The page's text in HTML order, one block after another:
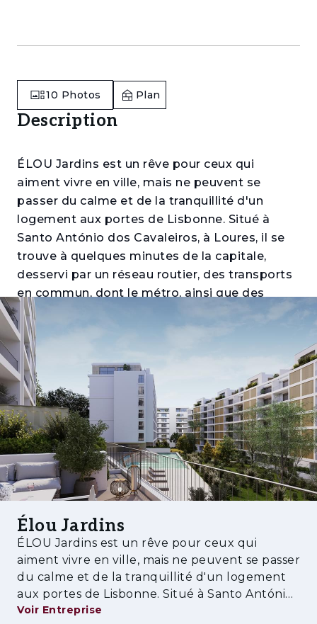
10 Photos Plan
Description
ÉLOU Jardins est un rêve pour ceux qui
aiment vivre en ville, mais ne peuvent se
passer du calme et de la tranquillité d'un
logement aux portes de Lisbonne. Situé à
Santo António dos Cavaleiros, à Loures, il se
trouve à quelques minutes de la capitale,
desservi par un réseau routier, des transports
en commun, dont le métro, ainsi que des
établissements d’enseignement, des clubs de
sport, des services de santé et des
commerces.
Caractéristiques:
• Balcons intérieurs spacieux et agréables
• Cuisine équipée
• Piscine
• Salle de sport
• Salle polyvalente
• Hall décoré
• Espaces verts et de loisirs
• Bon accès au centre-ville
Élou Jardins
ÉLOU Jardins est un rêve pour ceux qui
aiment vivre en ville, mais ne peuvent se passer
du calme et de la tranquillité d'un logement
aux portes de Lisbonne. Situé à Santo António
dos Cavaleiros, à Loures, il se trouve à
Voir Entreprise